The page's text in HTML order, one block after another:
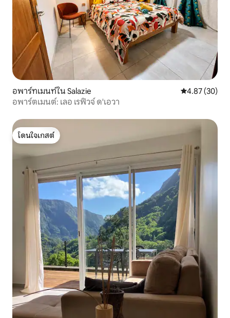
อพาร์ทเมนท์ใน Salazie คะแนนเฉลี่ย
4.87 (30)
อพาร์ตเมนต์: เลอ เรฟิวจ์ ด'เอวา
โดนใจเกสต์
โดนใจเกสต์